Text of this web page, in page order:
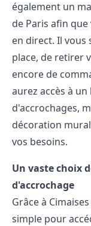
également un
de Paris afin
en direct. Il vous
place, de retirer
encore de
aurez accès à
d'accrochages,
décoration
vos besoins.
Un vaste choix
d'accrochage
Grâce à
simple pour